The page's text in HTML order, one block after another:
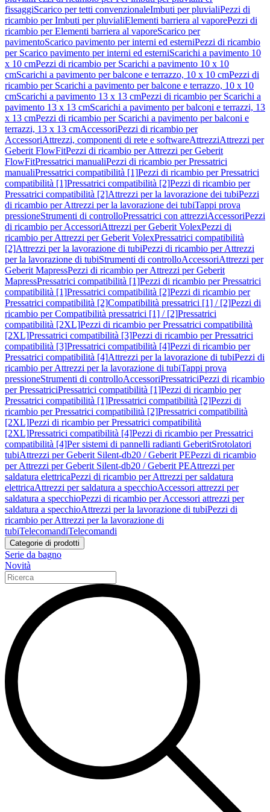
fissaggiScarico per tetti convenzionaleImbuti per pluvialiPezzi di
ricambio per Imbuti per pluvialiElementi barriera al vaporePezzi di
ricambio per Elementi barriera al vaporeScarico per
pavimentoScarico pavimento per interni ed esterniPezzi di ricambio
per Scarico pavimento per interni ed esterniScarichi a pavimento 10
x 10 cmPezzi di ricambio per Scarichi a pavimento 10 x 10
cmScarichi a pavimento per balcone e terrazzo, 10 x 10 cmPezzi di
ricambio per Scarichi a pavimento per balcone e terrazzo, 10 x 10
cmScarichi a pavimento 13 x 13 cmPezzi di ricambio per Scarichi a
pavimento 13 x 13 cmScarichi a pavimento per balconi e terrazzi, 13
x 13 cmPezzi di ricambio per Scarichi a pavimento per balconi e
terrazzi, 13 x 13 cmAccessoriPezzi di ricambio per
AccessoriAttrezzi, componenti di rete e softwareAttrezziAttrezzi per
Geberit FlowFitPezzi di ricambio per Attrezzi per Geberit
FlowFitPressatrici manualiPezzi di ricambio per Pressatrici
manualiPressatrici compatibilità [1]Pezzi di ricambio per Pressatrici
compatibilità [1]Pressatrici compatibilità [2]Pezzi di ricambio per
Pressatrici compatibilità [2]Attrezzi per la lavorazione dei tubiPezzi
di ricambio per Attrezzi per la lavorazione dei tubiTappi prova
pressioneStrumenti di controlloPressatrici con attrezziAccessoriPezzi
di ricambio per AccessoriAttrezzi per Geberit VolexPezzi di
ricambio per Attrezzi per Geberit VolexPressatrici compatibilità
[2]Attrezzi per la lavorazione di tubiPezzi di ricambio per Attrezzi
per la lavorazione di tubiStrumenti di controlloAccessoriAttrezzi per
Geberit MapressPezzi di ricambio per Attrezzi per Geberit
MapressPressatrici compatibilità [1]Pezzi di ricambio per Pressatrici
compatibilità [1]Pressatrici compatibilità [2]Pezzi di ricambio per
Pressatrici compatibilità [2]Compatibilità pressatrici [1] / [2]Pezzi di
ricambio per Compatibilità pressatrici [1] / [2]Pressatrici
compatibilità [2XL]Pezzi di ricambio per Pressatrici compatibilità
[2XL]Pressatrici compatibilità [3]Pezzi di ricambio per Pressatrici
compatibilità [3]Pressatrici compatibilità [4]Pezzi di ricambio per
Pressatrici compatibilità [4]Attrezzi per la lavorazione di tubiPezzi di
ricambio per Attrezzi per la lavorazione di tubiTappi prova
pressioneStrumenti di controlloAccessoriPressatriciPezzi di ricambio
per PressatriciPressatrici compatibilità [1]Pezzi di ricambio per
Pressatrici compatibilità [1]Pressatrici compatibilità [2]Pezzi di
ricambio per Pressatrici compatibilità [2]Pressatrici compatibilità
[2XL]Pezzi di ricambio per Pressatrici compatibilità
[2XL]Pressatrici compatibilità [4]Pezzi di ricambio per Pressatrici
compatibilità [4]Per sistemi di pannelli radianti GeberitSrotolatori
tubiAttrezzi per Geberit Silent-db20 / Geberit PEPezzi di ricambio
per Attrezzi per Geberit Silent-db20 / Geberit PEAttrezzi per
saldatura elettricaPezzi di ricambio per Attrezzi per saldatura
elettricaAttrezzi per saldatura a specchioAccessori attrezzi per
saldatura a specchioPezzi di ricambio per Accessori attrezzi per
saldatura a specchioAttrezzi per la lavorazione di tubiPezzi di
ricambio per Attrezzi per la lavorazione di
tubiTelecomandiTelecomandi
Categorie di prodotti
Serie da bagno
Novità